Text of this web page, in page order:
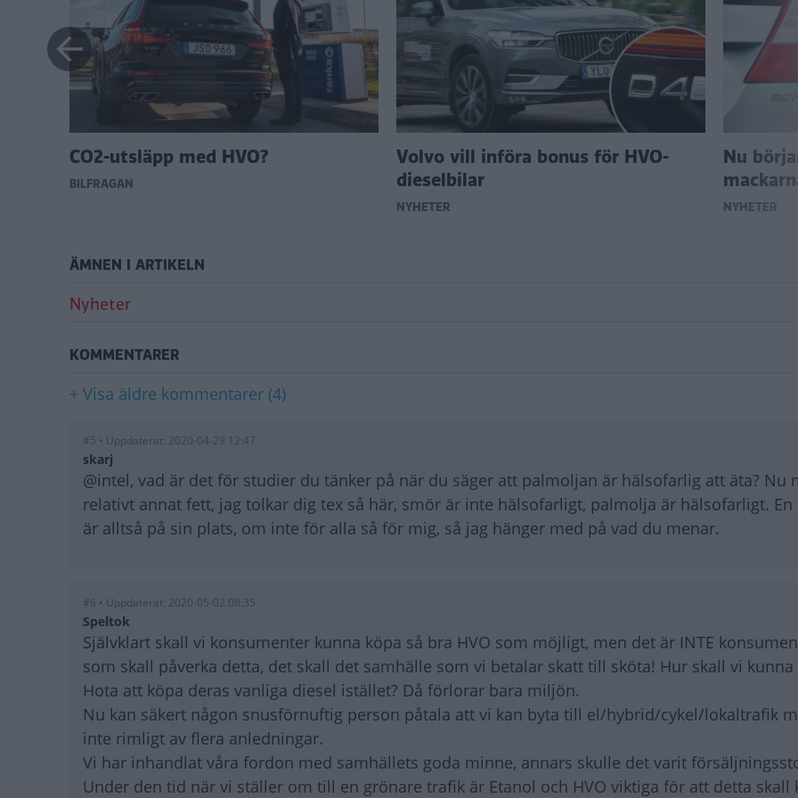
CO2-utsläpp med HVO?
BILFRÅGAN
Volvo vill införa bonus för HVO-
dieselbilar
NYHETER
Nu
NYHETER
ÄMNEN I ARTIKELN
Nyheter
KOMMENTARER
+ Visa äldre kommentarer (4)
#5 • Uppdaterat: 2020-04-29 12:47
skarj
@intel, vad är det för studier du tänker på när du säger att palmoljan är hälsofarlig att äta? Nu
relativt annat fett, jag tolkar dig tex så här, smör är inte hälsofarligt, palmolja är hälsofarligt.
är alltså på sin plats, om inte för alla så för mig, så jag hänger med på vad du menar.
#6 • Uppdaterat: 2020-05-02 08:35
Speltok
Självklart skall vi konsumenter kunna köpa så bra HVO som möjligt, men det är INTE
som skall påverka detta, det skall det samhälle som vi betalar skatt till sköta! Hur skall vi kunna
Hota att köpa deras vanliga diesel istället? Då förlorar bara miljön.
Nu kan säkert någon snusförnuftig person påtala att vi kan byta till el/hybrid/cykel/lokaltrafik
inte rimligt av flera anledningar.
Vi har inhandlat våra fordon med samhällets goda minne, annars skulle det varit
Under den tid när vi ställer om till en grönare trafik är Etanol och HVO viktiga för att detta skall